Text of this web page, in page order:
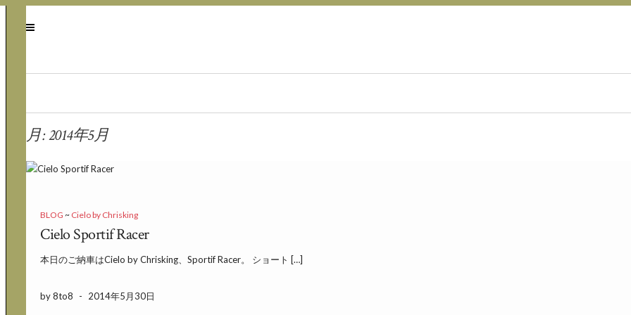
月:2014年5月
BLOG ~ Cielo by Chrisking
Cielo Sportif Racer
本日のご納車はCielo by Chrisking、Sportif Racer。 ショート […]
by 8to8 - 2014年5月30日